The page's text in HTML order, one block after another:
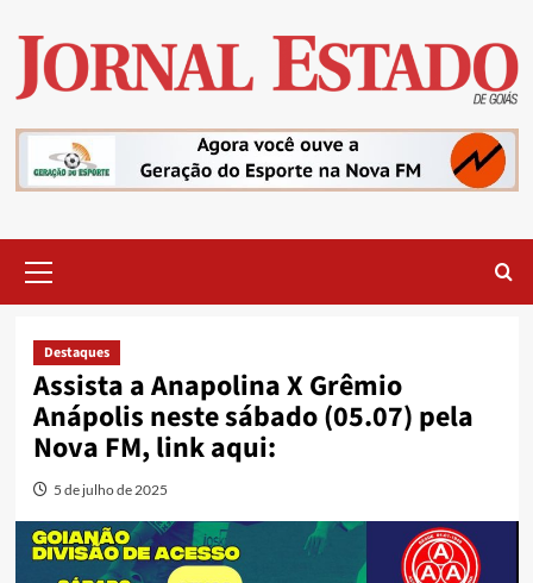
content
Menu
Destaques
Assista a Anapolina X Grêmio
Anápolis neste sábado (05.07) pela
Nova FM, link aqui:
5 de julho de 2025